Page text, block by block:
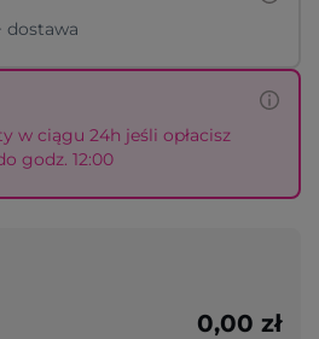
dostawa
w ciągu 24h jeśli opłacisz
godz. 12:00
0,00 zł